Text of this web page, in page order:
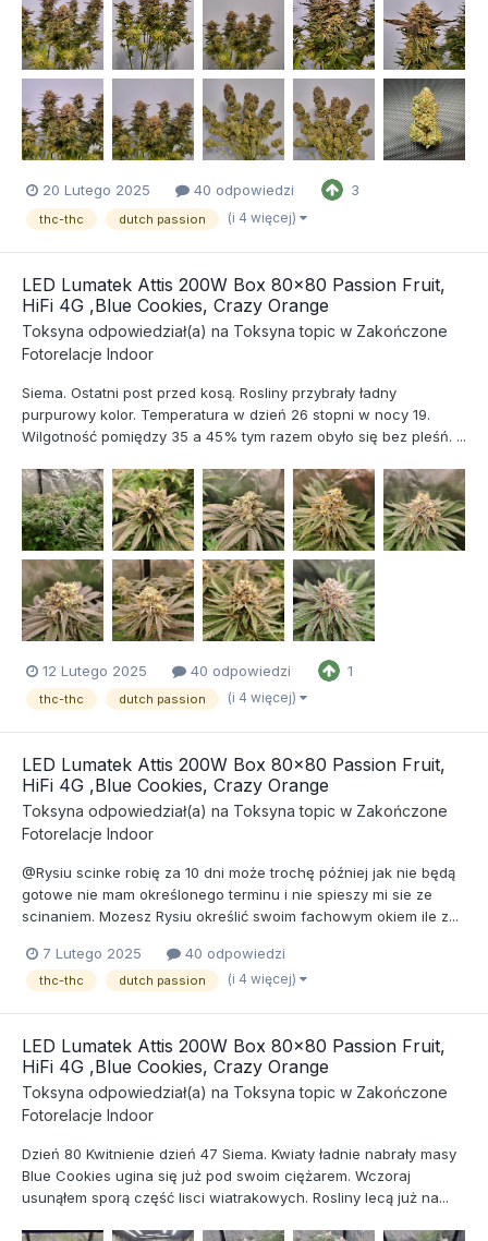
20 Lutego 2025 40 odpowiedzi 3
thc-thc dutch passion (i 4 więcej)
LED Lumatek Attis 200W Box 80x80 Passion Fruit,
HiFi 4G ,Blue Cookies, Crazy Orange
Toksyna odpowiedział(a) na Toksyna topic w Zakończone
Fotorelacje Indoor
Siema. Ostatni post przed kosą. Rosliny przybrały ładny
purpurowy kolor. Temperatura w dzień 26 stopni w nocy 19.
Wilgotność pomiędzy 35 a 45% tym razem obyło się bez pleśń. ...
12 Lutego 2025 40 odpowiedzi 1
thc-thc dutch passion (i 4 więcej)
LED Lumatek Attis 200W Box 80x80 Passion Fruit,
HiFi 4G ,Blue Cookies, Crazy Orange
Toksyna odpowiedział(a) na Toksyna topic w Zakończone
Fotorelacje Indoor
@Rysiu scinke robię za 10 dni może trochę później jak nie będą
gotowe nie mam określonego terminu i nie spieszy mi sie ze
scinaniem. Mozesz Rysiu określić swoim fachowym okiem ile z...
7 Lutego 2025 40 odpowiedzi
thc-thc dutch passion (i 4 więcej)
LED Lumatek Attis 200W Box 80x80 Passion Fruit,
HiFi 4G ,Blue Cookies, Crazy Orange
Toksyna odpowiedział(a) na Toksyna topic w Zakończone
Fotorelacje Indoor
Dzień 80 Kwitnienie dzień 47 Siema. Kwiaty ładnie nabrały masy
Blue Cookies ugina się już pod swoim ciężarem. Wczoraj
usunąłem sporą część lisci wiatrakowych. Rosliny lecą już na...